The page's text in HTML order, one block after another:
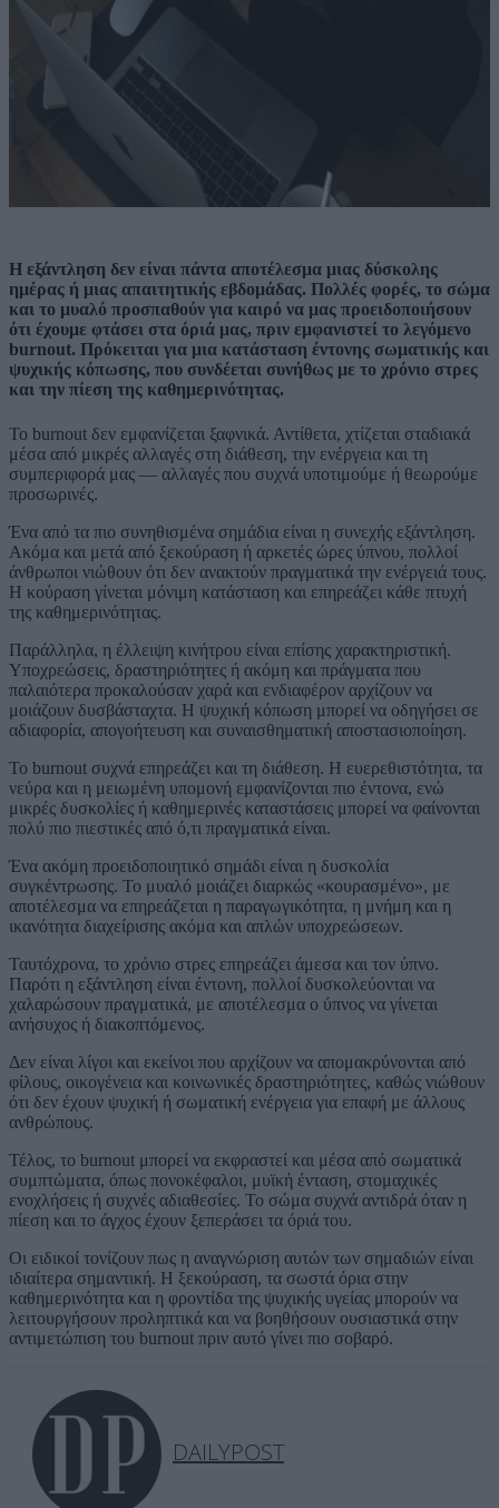
Η εξάντληση δεν είναι πάντα αποτέλεσμα μιας δύσκολης
ημέρας ή μιας απαιτητικής εβδομάδας. Πολλές φορές, το σώμα
και το μυαλό προσπαθούν για καιρό να μας προειδοποιήσουν
ότι έχουμε φτάσει στα όριά μας, πριν εμφανιστεί το λεγόμενο
burnout. Πρόκειται για μια κατάσταση έντονης σωματικής και
ψυχικής κόπωσης, που συνδέεται συνήθως με το χρόνιο στρες
και την πίεση της καθημερινότητας.
Το burnout δεν εμφανίζεται ξαφνικά. Αντίθετα, χτίζεται σταδιακά
μέσα από μικρές αλλαγές στη διάθεση, την ενέργεια και τη
συμπεριφορά μας — αλλαγές που συχνά υποτιμούμε ή θεωρούμε
προσωρινές.
Ένα από τα πιο συνηθισμένα σημάδια είναι η συνεχής εξάντληση.
Ακόμα και μετά από ξεκούραση ή αρκετές ώρες ύπνου, πολλοί
άνθρωποι νιώθουν ότι δεν ανακτούν πραγματικά την ενέργειά τους.
Η κούραση γίνεται μόνιμη κατάσταση και επηρεάζει κάθε πτυχή
της καθημερινότητας.
Παράλληλα, η έλλειψη κινήτρου είναι επίσης χαρακτηριστική.
Υποχρεώσεις, δραστηριότητες ή ακόμη και πράγματα που
παλαιότερα προκαλούσαν χαρά και ενδιαφέρον αρχίζουν να
μοιάζουν δυσβάσταχτα. Η ψυχική κόπωση μπορεί να οδηγήσει σε
αδιαφορία, απογοήτευση και συναισθηματική αποστασιοποίηση.
Το burnout συχνά επηρεάζει και τη διάθεση. Η ευερεθιστότητα, τα
νεύρα και η μειωμένη υπομονή εμφανίζονται πιο έντονα, ενώ
μικρές δυσκολίες ή καθημερινές καταστάσεις μπορεί να φαίνονται
πολύ πιο πιεστικές από ό,τι πραγματικά είναι.
Ένα ακόμη προειδοποιητικό σημάδι είναι η δυσκολία
συγκέντρωσης. Το μυαλό μοιάζει διαρκώς «κουρασμένο», με
αποτέλεσμα να επηρεάζεται η παραγωγικότητα, η μνήμη και η
ικανότητα διαχείρισης ακόμα και απλών υποχρεώσεων.
Ταυτόχρονα, το χρόνιο στρες επηρεάζει άμεσα και τον ύπνο.
Παρότι η εξάντληση είναι έντονη, πολλοί δυσκολεύονται να
χαλαρώσουν πραγματικά, με αποτέλεσμα ο ύπνος να γίνεται
ανήσυχος ή διακοπτόμενος.
Δεν είναι λίγοι και εκείνοι που αρχίζουν να απομακρύνονται από
φίλους, οικογένεια και κοινωνικές δραστηριότητες, καθώς νιώθουν
ότι δεν έχουν ψυχική ή σωματική ενέργεια για επαφή με άλλους
ανθρώπους.
Τέλος, το burnout μπορεί να εκφραστεί και μέσα από σωματικά
συμπτώματα, όπως πονοκέφαλοι, μυϊκή ένταση, στομαχικές
ενοχλήσεις ή συχνές αδιαθεσίες. Το σώμα συχνά αντιδρά όταν η
πίεση και το άγχος έχουν ξεπεράσει τα όριά του.
Οι ειδικοί τονίζουν πως η αναγνώριση αυτών των σημαδιών είναι
ιδιαίτερα σημαντική. Η ξεκούραση, τα σωστά όρια στην
καθημερινότητα και η φροντίδα της ψυχικής υγείας μπορούν να
λειτουργήσουν προληπτικά και να βοηθήσουν ουσιαστικά στην
αντιμετώπιση του burnout πριν αυτό γίνει πιο σοβαρό.
DAILYPOST